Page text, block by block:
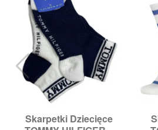
Skarpetki Dziecięce